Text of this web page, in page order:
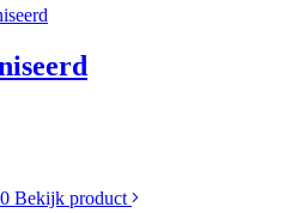
Bekijk product